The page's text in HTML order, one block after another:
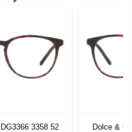
3358 52
Dolce &